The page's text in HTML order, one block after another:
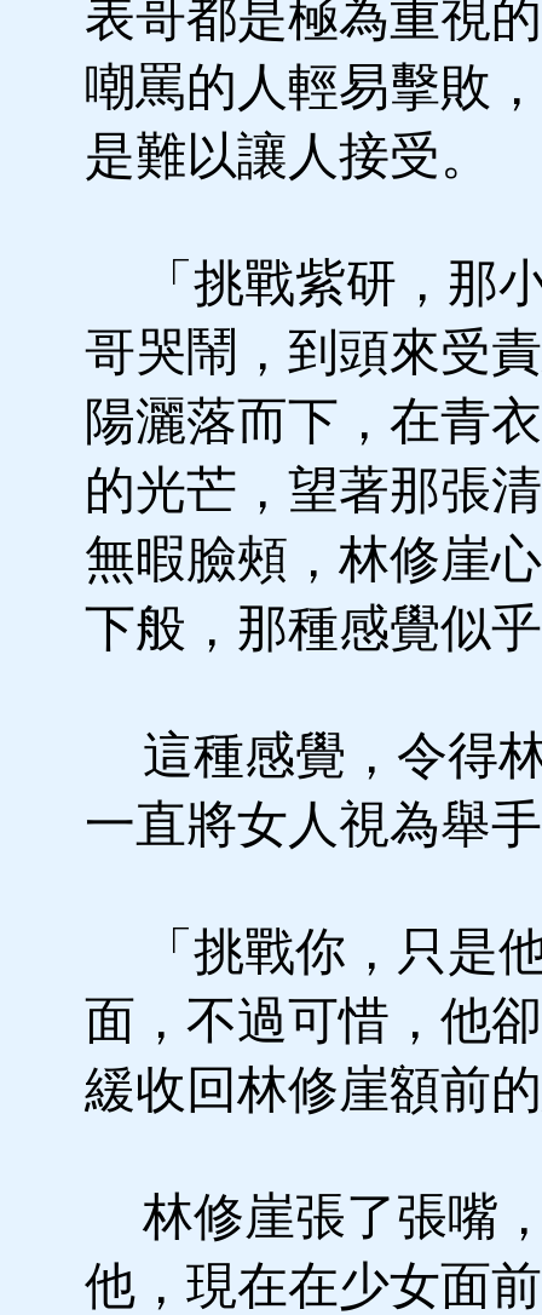
表哥都是極為重視
嘲罵的人輕易擊敗
是難以讓人接受。
「挑戰紫研，那
哥哭鬧，到頭來受
陽灑落而下，在青
的光芒，望著那張
無暇臉頰，林修崖
下般，那種感覺似
這種感覺，令得
一直將女人視為舉
「挑戰你，只是
面，不過可惜，他
緩收回林修崖額前
林修崖張了張嘴
他，現在在少女面